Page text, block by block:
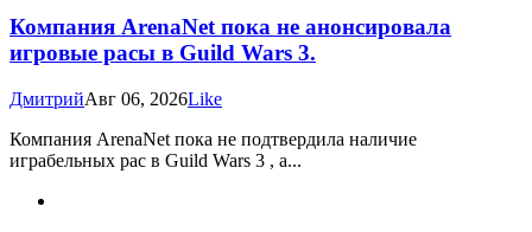
Компания ArenaNet пока не анонсировала
игровые расы в Guild Wars 3.
ДмитрийАвг 06, 2026Like
Компания ArenaNet пока не подтвердила наличие
играбельных рас в Guild Wars 3 , а...